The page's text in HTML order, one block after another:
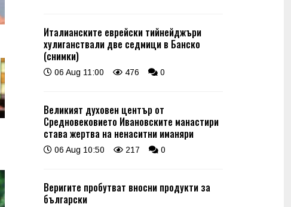
Италианските еврейски тийнейджъри
хулиганствали две седмици в Банско
(снимки)
06 Aug 11:00 476 0
Великият духовен център от
Средновековието Ивановските манастири
става жертва на ненаситни иманяри
06 Aug 10:50 217 0
Веригите пробутват вносни продукти за
български